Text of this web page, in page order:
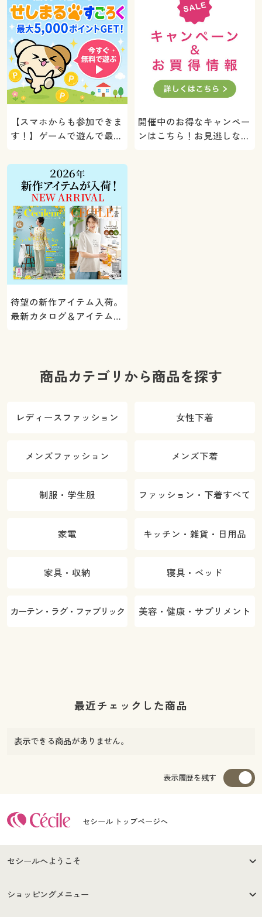
【スマホからも参加できま
す！】ゲームで遊んで最大
ト！
開催中のお得なキャンペー
ンはこちら！お見逃しな
待望の新作アイテム入荷。
最新カタログ＆アイテムを
商品カテゴリから商品を探す
レディースファッション 女性下着
メンズファッション メンズ下着
制服・学生服 ファッション・下着すべて
家電 キッチン・雑貨・日用品
家具・収納 寝具・ベッド
カーテン・ラグ・ファブリック 美容・健康・サプリメント
最近チェックした商品
表示できる商品がありません。
表示履歴を残す
セシール トップページへ
セシールへようこそ
はじめての方へ
ショッピングメニュー